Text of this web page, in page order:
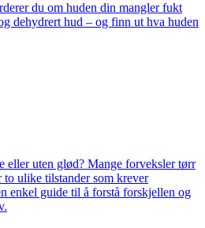
du om huden din mangler fukt
dehydrert hud – og finn ut hva huden
eller uten glød? Mange forveksler tørr
to ulike tilstander som krever
enkel guide til å forstå forskjellen og